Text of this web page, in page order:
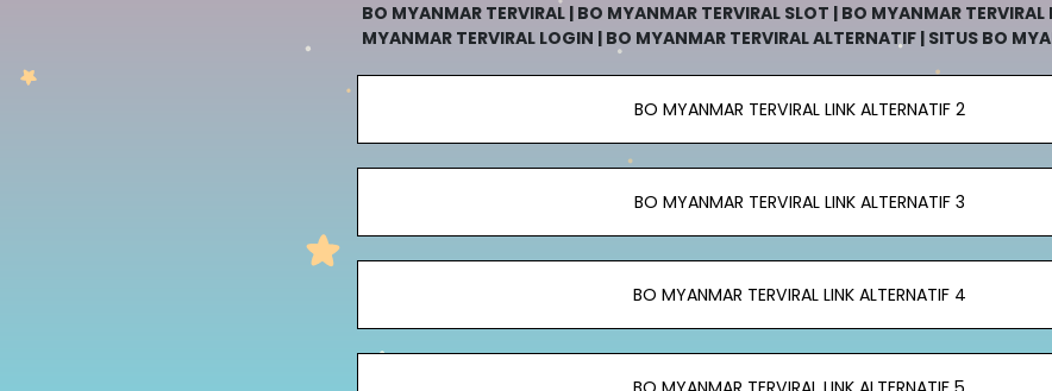
BO MYANMAR TERVIRAL | BO MYANMAR TERVIRAL SLOT | BO MYANMAR TERVIRAL
MYANMAR TERVIRAL LOGIN | BO MYANMAR TERVIRAL ALTERNATIF | SITUS BO
BO MYANMAR TERVIRAL LINK ALTERNATIF 2
BO MYANMAR TERVIRAL LINK ALTERNATIF 3
BO MYANMAR TERVIRAL LINK ALTERNATIF 4